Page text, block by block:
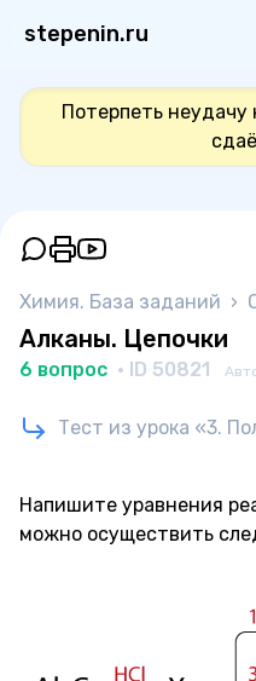
stepenin.ru
Потерпеть
Химия. База заданий ›
Алканы. Цепочки
6 вопрос · ID 50821
Тест из урока «3.
Напишите уравнения
можно осуществить